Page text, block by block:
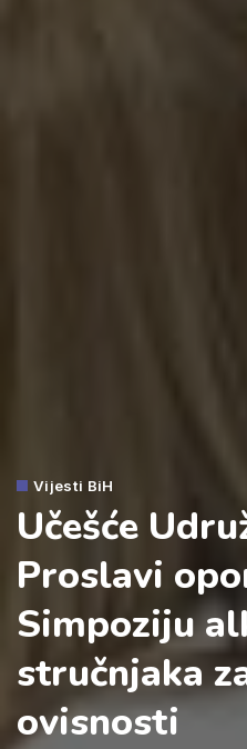
Vijesti BiH
Učešće
Proslavi
Simpoziju
stručnjaka
ovisnosti